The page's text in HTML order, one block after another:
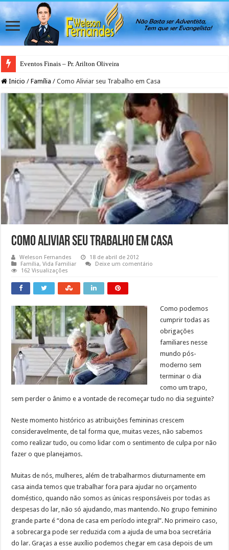
Eventos Finais – Pr. Arilton Oliveira
Inicio / Família / Como Aliviar seu Trabalho em Casa
Como Aliviar seu Trabalho em Casa
Weleson Fernandes
18 de abril de 2012
Família,Vida Familiar
Deixe um comentário
162 Visualizações
Como podemos
cumprir todas as
obrigações
familiares nesse
mundo pós-
moderno sem
terminar o dia
como um trapo,
sem perder o ânimo e a vontade de recomeçar tudo no dia seguinte?
Neste momento histórico as atribuições femininas crescem
consideravelmente, de tal forma que, muitas vezes, não sabemos
como realizar tudo, ou como lidar com o sentimento de culpa por não
fazer o que planejamos.
Muitas de nós, mulheres, além de trabalharmos diuturnamente em
casa ainda temos que trabalhar fora para ajudar no orçamento
doméstico, quando não somos as únicas responsáveis por todas as
despesas do lar, não só ajudando, mas mantendo. No grupo feminino
grande parte é “dona de casa em período integral”. No primeiro caso,
a sobrecarga pode ser reduzida com a ajuda de uma boa secretária
do lar. Graças a esse auxílio podemos chegar em casa depois de um